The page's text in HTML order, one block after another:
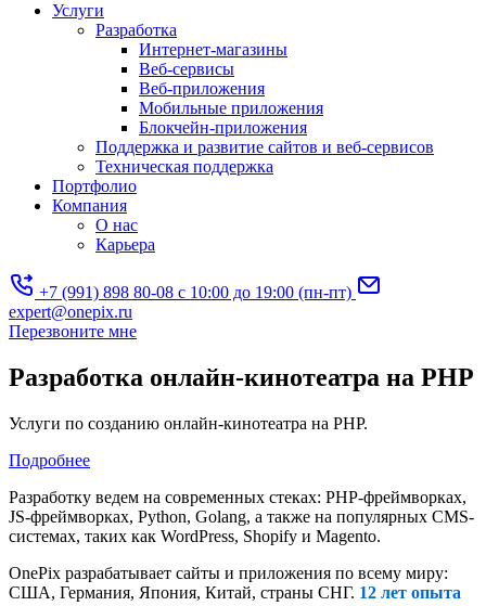
Услуги
Разработка
Интернет-магазины
Веб-сервисы
Веб-приложения
Мобильные приложения
Блокчейн-приложения
Поддержка и развитие сайтов и веб-сервисов
Техническая поддержка
Портфолио
Компания
О нас
Карьера
+7 (991) 898 80-08 с 10:00 до 19:00 (пн-пт)
expert@onepix.ru
Перезвоните мне
Разработка онлайн-кинотеатра на PHP
Услуги по созданию онлайн-кинотеатра на PHP.
Подробнее
Разработку ведем на современных стеках: PHP-фреймворках,
JS-фреймворках, Python, Golang, а также на популярных CMS-
системах, таких как WordPress, Shopify и Magento.
OnePix разрабатывает сайты и приложения по всему миру:
США, Германия, Япония, Китай, страны СНГ. 12 лет опыта